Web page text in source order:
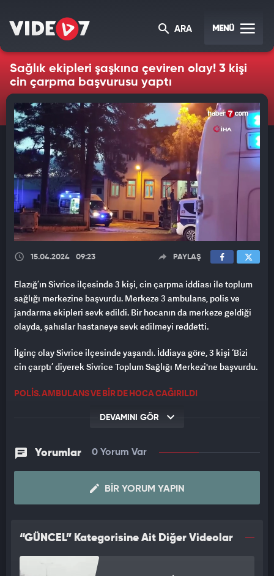
ARA MENÜ
Sağlık ekipleri şaşkına çeviren olay! 3 kişi
cin çarpma başvurusu yaptı
15.04.2024 09:23 PAYLAŞ
Elazığ’ın Sivrice ilçesinde 3 kişi, cin çarpma iddiası ile toplum
sağlığı merkezine başvurdu. Merkeze 3 ambulans, polis ve
jandarma ekipleri sevk edildi. Bir hocanın da merkeze geldiği
olayda, şahıslar hastaneye sevk edilmeyi reddetti.
İlginç olay Sivrice ilçesinde yaşandı. İddiaya göre, 3 kişi ‘Bizi
cin çarptı’ diyerek Sivrice Toplum Sağlığı Merkezi'ne başvurdu.
POLİS, AMBULANS VE BİR DE HOCA ÇAĞIRILDI
Sürekli zıplayan ve farklı hareketlerde bulunan şahıslar, sağlık
ambulans, polis ve jandarma ekipleri sevk edilirken, aynı
zamanda bir de hoca geldi.
EKİPLER ŞAŞKINLIĞINI GİZLEYEMEDİ
ayrıldı. Benzeri görülmeyen olayda ekipler şaşkınlıklarını
gizleyemedi.
DEVAMINI GÖR
Yorumlar 0 Yorum Var
BIR YORUM YAPIN
“GÜNCEL” Kategorisine Ait Diğer Videolar